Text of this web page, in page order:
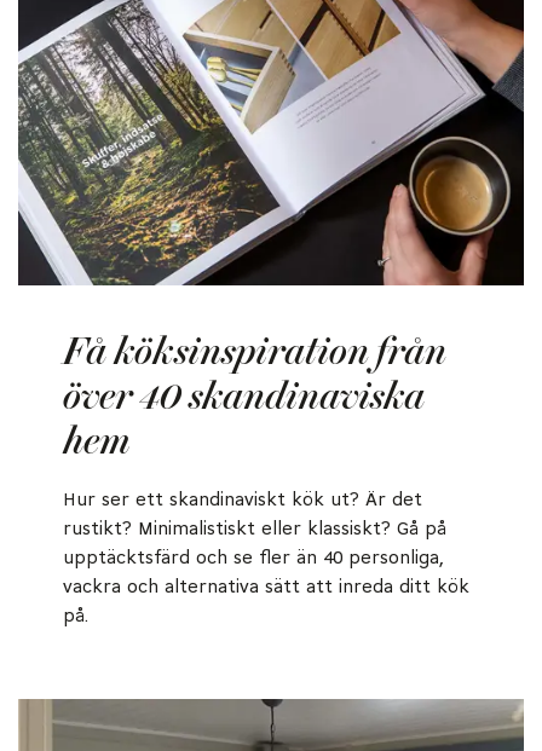
Få köksinspiration från
över 40 skandinaviska
hem
Hur ser ett skandinaviskt kök ut? Är det
rustikt? Minimalistiskt eller klassiskt? Gå på
upptäcktsfärd och se fler än 40 personliga,
vackra och alternativa sätt att inreda ditt kök
på.